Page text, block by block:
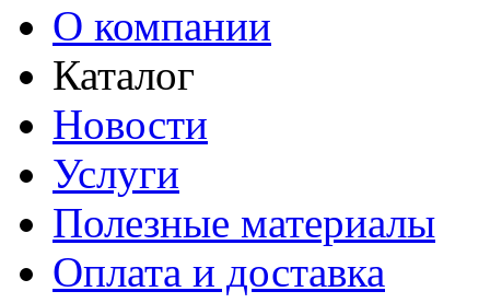
О компании
Каталог
Новости
Услуги
Полезные материалы
Оплата и доставка